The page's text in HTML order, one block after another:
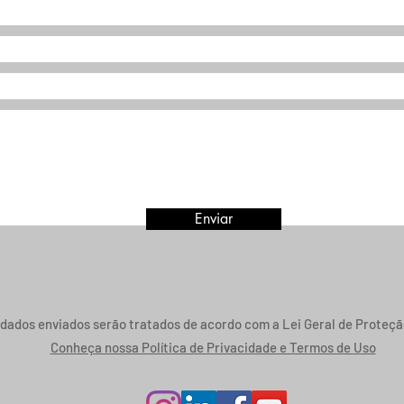
Enviar
enviados serão tratados de acordo com a Lei Geral de
Conheça nossa Política de Privacidade e Termos de Uso